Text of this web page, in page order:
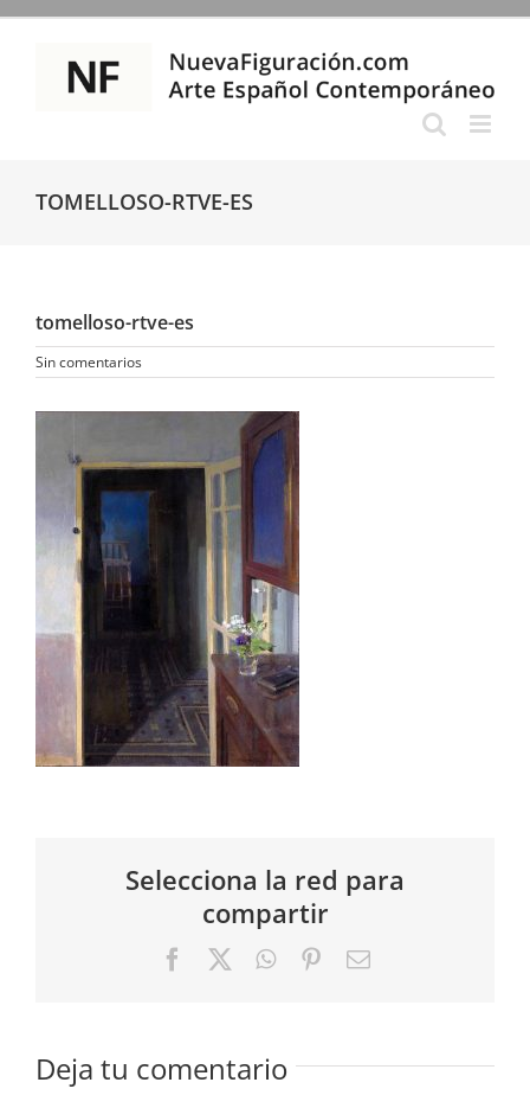
Saltar
contenido
TOMELLOSO-RTVE-ES
tomelloso-rtve-es
Sin comentarios
Selecciona la red para
compartir
FacebookWhatsApp
PinterestCorreo
Deja tu comentario